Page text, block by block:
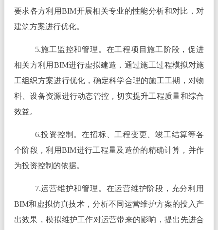
要求各方利用BIM开展相关专业的性能分析和对比，对
建筑方案进行优化。
5.施工监控和管理。在工程项目施工阶段，促进
相关方利用BIM进行虚拟建造，通过施工过程模拟对施
工组织方案进行优化，确定科学合理的施工工期，对物
料、设备资源进行动态管控，切实提升工程质量和综合
效益。
6.投资控制。在招标、工程变更、竣工结算等各
个阶段，利用BIM进行工程量及造价的精确计算，并作
为投资控制的依据。
7.运营维护和管理。在运营维护阶段，充分利用
BIM和虚拟仿真技术，分析不同运营维护方案的投入产
出效果，模拟维护工作对运营带来的影响，提出先进合